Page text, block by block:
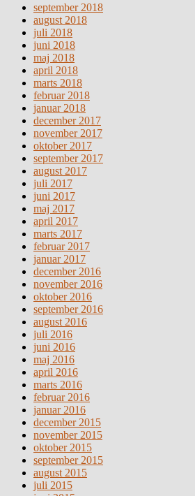
september 2018
august 2018
juli 2018
juni 2018
maj 2018
april 2018
marts 2018
februar 2018
januar 2018
december 2017
november 2017
oktober 2017
september 2017
august 2017
juli 2017
juni 2017
maj 2017
april 2017
marts 2017
februar 2017
januar 2017
december 2016
november 2016
oktober 2016
september 2016
august 2016
juli 2016
juni 2016
maj 2016
april 2016
marts 2016
februar 2016
januar 2016
december 2015
november 2015
oktober 2015
september 2015
august 2015
juli 2015